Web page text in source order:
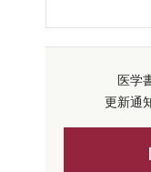
医学
更新通